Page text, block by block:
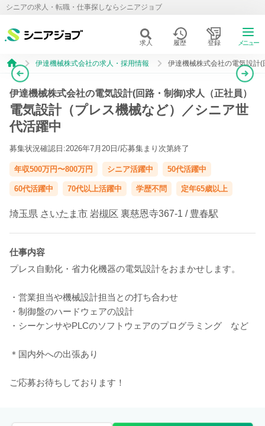
シニアの求人・転職・仕事探しならシニアジョブ
求人 履歴 登録 メニュー
伊達機械株式会社の求人・採用情報 伊達機械株式会社の電気設計
伊達機械株式会社の電気設計(回路・制御)求人（正社員）
電気設計（プレス機械など）／シニア世
代活躍中
募集状況確認日:2026年7月20日/応募集まり次第終了
年収500万円〜800万円 シニア活躍中 50代活躍中
60代活躍中 70代以上活躍中 学歴不問 定年65歳以上
埼玉県 さいたま市 岩槻区 裏慈恩寺367-1 / 豊春駅
仕事内容
プレス自動化・省力化機器の電気設計をおまかせします。
・営業担当や機械設計担当との打ち合わせ
・制御盤のハードウェアの設計
・シーケンサやPLCのソフトウェアのプログラミング など
＊国内外への出張あり
ご応募お待ちしております！